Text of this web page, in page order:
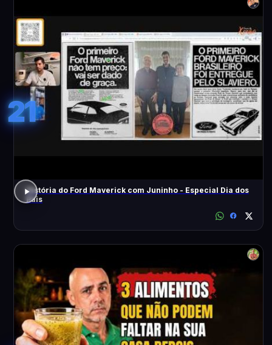
21
História do Ford Maverick com Juninho - Especial Dia dos
Pais